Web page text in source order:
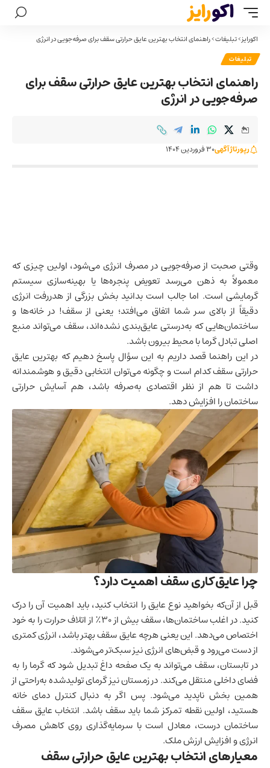
اکورایز>تبلیغات>راهنمای انتخاب بهترین عایق حرارتی سقف برای صرفه‌جویی در انرژی
تبلیغات
راهنمای انتخاب بهترین عایق حرارتی سقف برای
صرفه‌جویی در انرژی
رپورتاژ آگهی30 فروردین 1404
وقتی صحبت از صرفه‌جویی در مصرف انرژی می‌شود، اولین چیزی که
معمولاً به ذهن می‌رسد تعویض پنجره‌ها یا بهینه‌سازی سیستم
گرمایشی است. اما جالب است بدانید بخش بزرگی از هدررفت انرژی
دقیقاً از بالای سر شما اتفاق می‌افتد؛ یعنی از سقف! در خانه‌ها و
ساختمان‌هایی که به‌درستی عایق‌بندی نشده‌اند، سقف می‌تواند منبع
اصلی تبادل گرما با محیط بیرون باشد.
در این راهنما قصد داریم به این سؤال پاسخ دهیم که بهترین عایق
حرارتی سقفکدام است و چگونه می‌توان انتخابی دقیق و هوشمندانه
داشت تا هم از نظر اقتصادی به‌صرفه باشد، هم آسایش حرارتی
ساختمان را افزایش دهد.
چرا عایق‌کاری سقف اهمیت دارد؟
قبل از آن‌که بخواهید نوع عایق را انتخاب کنید، باید اهمیت آن را درک
کنید. در اغلب ساختمان‌ها، سقف بیش از ۳۰٪ از اتلاف حرارت را به خود
اختصاص می‌دهد. این یعنی هرچه عایق سقف بهتر باشد، انرژی کمتری
از دست می‌رود و قبض‌های انرژی نیز سبک‌تر می‌شوند.
در تابستان، سقف می‌تواند به یک صفحه داغ تبدیل شود که گرما را به
فضای داخلی منتقل می‌کند. در زمستان نیز گرمای تولیدشده به‌راحتی از
همین بخش ناپدید می‌شود. پس اگر به دنبال کنترل دمای خانه
هستید، اولین نقطه تمرکز شما باید سقف باشد. انتخاب عایق سقف
ساختمان درست، معادل است با سرمایه‌گذاری روی کاهش مصرف
انرژی و افزایش ارزش ملک.
معیارهای انتخاب بهترین عایق حرارتی سقف